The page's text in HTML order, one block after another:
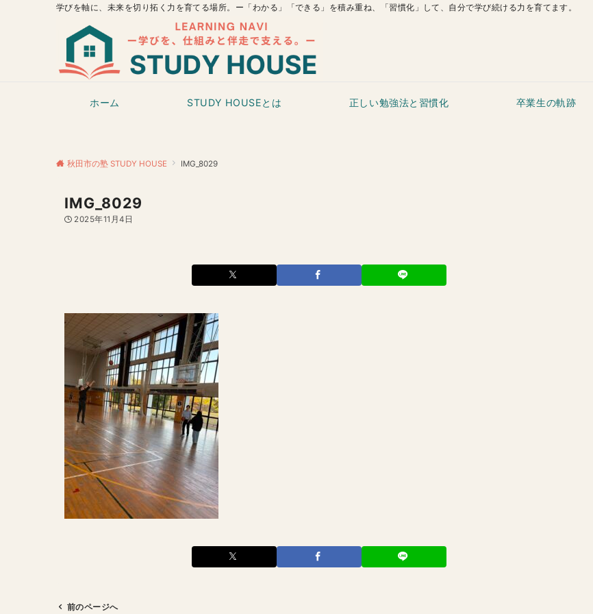
学びを軸に、未来を切り拓く力を育てる場所。ー「わかる」「できる」を積み重ね、「習慣化」して、自分で学び続ける力を育てます。
ホーム STUDY HOUSEとは 正しい勉強法と習慣化 卒業生の軌跡
秋田市の塾 STUDY HOUSE IMG_8029
IMG_8029
2025年11月4日
前のページへ